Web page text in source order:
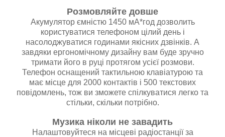
Розмовляйте довше
Акумулятор ємністю 1450 мА*год дозволить
користуватися телефоном цілий день і
насолоджуватися годинами якісних дзвінків. А
завдяки ергономічному дизайну вам буде зручно
тримати його в руці протягом усієї розмови.
Телефон оснащений тактильною клавіатурою та
має місце для 2000 контактів і 500 текстових
повідомлень, тож ви зможете спілкуватися легко та
стільки, скільки потрібно.
Музика ніколи не завадить
Налаштовуйтеся на місцеві радіостанції за